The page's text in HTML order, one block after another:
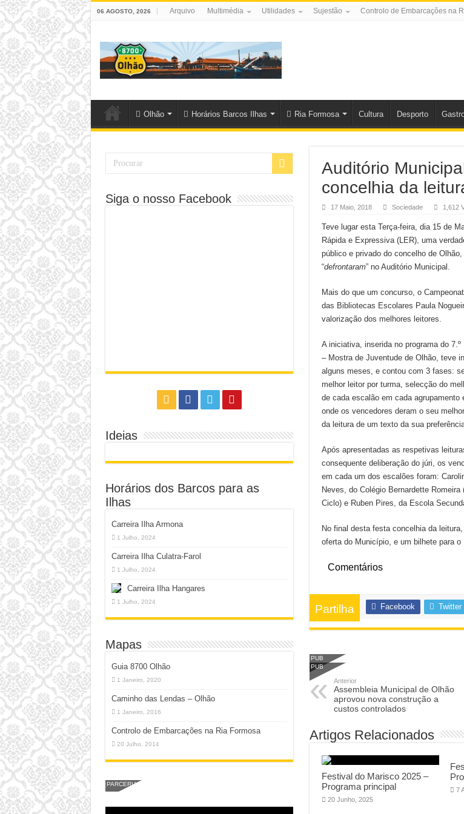
06 AGOSTO, 2026 Arquivo Multimédia Utilidades Sujestão Controlo de Embarcações na
Olhão Horários Barcos Ilhas Ria Formosa Cultura Desporto
Auditório
concelhia da
17 Maio, 2018 Sociedade 1,612
Teve lugar esta Terça-feira, dia 15 de
Rápida e Expressiva (LER), uma
público e privado do concelho de
“defrontaram” no Auditório Municipal.
Mais do que um concurso, o
das Bibliotecas Escolares Paula
valorização dos melhores leitores.
A iniciativa, inserida no programa do 7.º
– Mostra de Juventude de Olhão, teve
alguns meses, e contou com 3 fases:
melhor leitor por turma, selecção do
de cada escalão em cada agrupamento
onde os vencedores deram o seu
da leitura de um texto da sua
Após apresentadas as respetivas
consequente deliberação do júri, os
em cada um dos escalões foram:
Neves, do Colégio Bernardette
Ciclo) e Ruben Pires, da Escola
No final desta festa concelhia da
oferta do Município, e um bilhete para
Comentários
Partilha Facebook Twitter
PUB
PUB
Anterior
Assembleia Municipal de Olhão
aprovou nova construção a
custos controlados
Artigos Relacionados
Festival do Marisco 2025 –
Programa principal
20 Junho, 2025
7
Siga o nosso Facebook
Ideias
Horários dos Barcos para as
Ilhas
Carreira Ilha Armona
1 Julho, 2024
Carreira Ilha Culatra-Farol
1 Julho, 2024
Carreira Ilha Hangares
1 Julho, 2024
Mapas
Guia 8700 Olhão
1 Janeiro, 2020
Caminho das Lendas – Olhão
1 Janeiro, 2016
Controlo de Embarcações na Ria Formosa
20 Julho, 2014
PARCERIA